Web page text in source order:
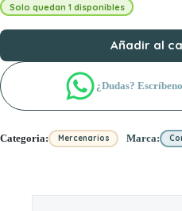
Solo quedan 1 disponibles
Añadir al
¿Dudas?
Categoria: Mercenarios Marca: